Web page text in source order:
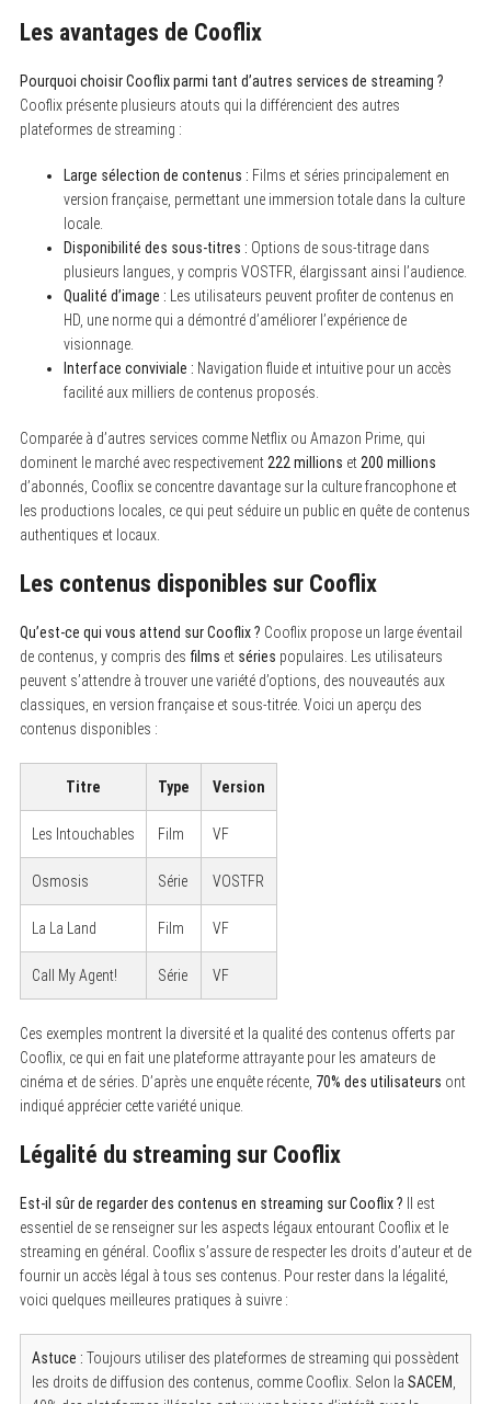
Les avantages de Cooflix
Pourquoi choisir Cooflix parmi tant d’autres services de streaming ?
Cooflix présente plusieurs atouts qui la différencient des autres
plateformes de streaming :
Large sélection de contenus : Films et séries principalement en
version française, permettant une immersion totale dans la culture
locale.
Disponibilité des sous-titres : Options de sous-titrage dans
plusieurs langues, y compris VOSTFR, élargissant ainsi l’audience.
Qualité d’image : Les utilisateurs peuvent profiter de contenus en
HD, une norme qui a démontré d’améliorer l’expérience de
visionnage.
Interface conviviale : Navigation fluide et intuitive pour un accès
facilité aux milliers de contenus proposés.
Comparée à d’autres services comme Netflix ou Amazon Prime, qui
dominent le marché avec respectivement 222 millions et 200 millions
d’abonnés, Cooflix se concentre davantage sur la culture francophone et
les productions locales, ce qui peut séduire un public en quête de contenus
authentiques et locaux.
Les contenus disponibles sur Cooflix
Qu’est-ce qui vous attend sur Cooflix ? Cooflix propose un large éventail
de contenus, y compris des films et séries populaires. Les utilisateurs
peuvent s’attendre à trouver une variété d’options, des nouveautés aux
classiques, en version française et sous-titrée. Voici un aperçu des
contenus disponibles :
Titre Type Version
Les Intouchables Film VF
Osmosis Série VOSTFR
La La Land Film VF
Call My Agent! Série VF
Ces exemples montrent la diversité et la qualité des contenus offerts par
Cooflix, ce qui en fait une plateforme attrayante pour les amateurs de
cinéma et de séries. D’après une enquête récente, 70% des utilisateurs ont
indiqué apprécier cette variété unique.
Légalité du streaming sur Cooflix
Est-il sûr de regarder des contenus en streaming sur Cooflix ? Il est
essentiel de se renseigner sur les aspects légaux entourant Cooflix et le
streaming en général. Cooflix s’assure de respecter les droits d’auteur et de
fournir un accès légal à tous ses contenus. Pour rester dans la légalité,
voici quelques meilleures pratiques à suivre :
Astuce : Toujours utiliser des plateformes de streaming qui possèdent
les droits de diffusion des contenus, comme Cooflix. Selon la SACEM
S
a
f
r
: